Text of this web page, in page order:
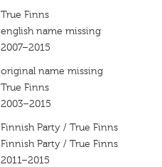
True Finns
english name missing
2007–2015
original name missing
True Finns
2003–2015
Finnish Party / True Finns
Finnish Party / True Finns
2011–2015